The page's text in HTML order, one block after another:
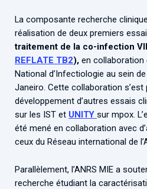
La composante recherche
réa­lisation de deux premiers
traitement de la co-infection
REFLATE TB2), en collaboration
National d’Infectiologie au sein
Janeiro. Cette collaboration s’est
développement d’autres essais
sur les IST et UNITY sur mpox.
été mené en collaboration avec
ceux du Réseau international de
Parallèlement, l’ANRS MIE a
recherche étudiant la